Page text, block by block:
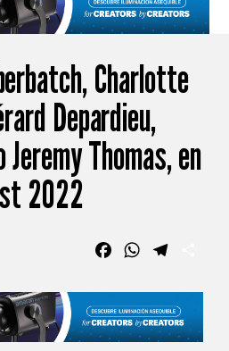
Charlotte
Depardieu,
Thomas, en
2022
FacebookWhatsApp